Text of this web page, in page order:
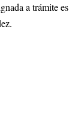
a trámite es